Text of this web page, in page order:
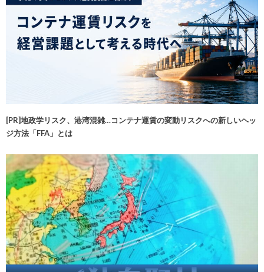
[PR]地政学リスク、港湾混雑…コンテナ運賃の変動リスクへの新しいヘッ
ジ方法「FFA」とは